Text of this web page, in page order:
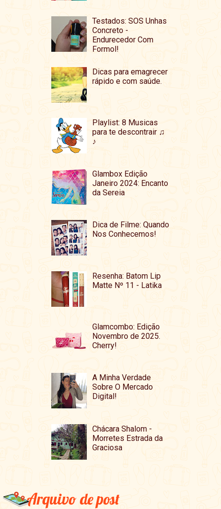
Testados: SOS Unhas
Concreto -
Endurecedor Com
Formol!
Dicas para emagrecer
rápido e com saúde.
Playlist: 8 Musicas
para te descontrair ♫
♪
Glambox Edição
Janeiro 2024: Encanto
da Sereia
Dica de Filme: Quando
Nos Conhecemos!
Resenha: Batom Lip
Matte Nº 11 - Latika
Glamcombo: Edição
Novembro de 2025.
Cherry!
A Minha Verdade
Sobre O Mercado
Digital!
Chácara Shalom -
Morretes Estrada da
Graciosa
Arquivo de post